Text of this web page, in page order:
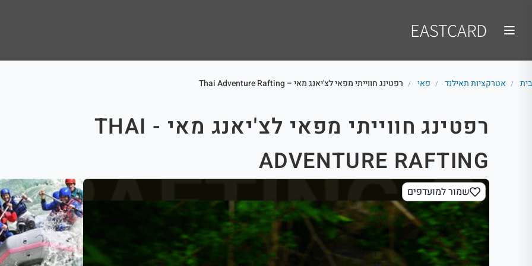
EASTCARD
בית / אטרקציות תאילנד / פאי / רפטינג חווייתי מפאי לצ'יאנג מאי – Thai Adventure Rafting
רפטינג חווייתי מפאי לצ'יאנג מאי - THAI
ADVENTURE RAFTING
שמור למועדפים